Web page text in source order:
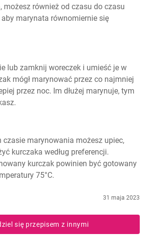
możesz również od czasu do czasu
marynata równomiernie się
lub zamknij woreczek i umieść je w
mógł marynować przez co najmniej
przez noc. Im dłużej marynuje, tym
czasie marynowania możesz upiec,
kurczaka według preferencji.
kurczak powinien być gotowany
75°C.
31 maja 2023
się przepisem z innymi